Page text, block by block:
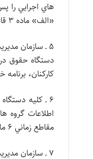
هاي اجرايي را
«الف» ماده 3 قانون برنامه سوم توسعه تبيين و در بودجه سنواتي منظور نمايد.
۵ ـ سازمان
کارکنان،
6 ـ کليه
اطلاعات گروه
مقاطع زماني 6 ماهه از طريق رسانه هاي ضبط رايانه اي به سازمان مذکور ارسال نمايند.